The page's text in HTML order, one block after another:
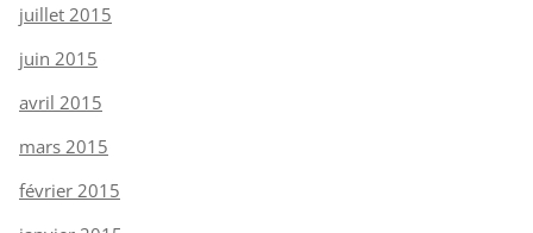
juillet 2015
juin 2015
avril 2015
mars 2015
février 2015